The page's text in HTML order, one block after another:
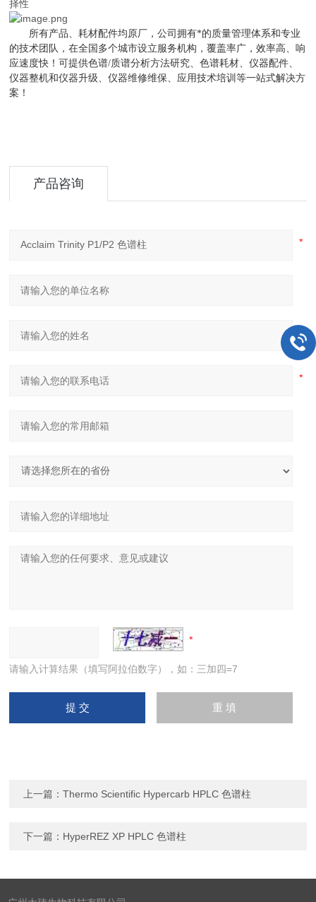
择性
所有产品、耗材配件均原厂，公司拥有*的质量管理体系和专业
的技术团队，在全国多个城市设立服务机构，覆盖率广，效率高、响
应速度快！可提供色谱/质谱分析方法研究、色谱耗材、仪器配件、
仪器整机和仪器升级、仪器维修维保、应用技术培训等一站式解决方
案！
产品咨询
请输入计算结果（填写阿拉伯数字），如：三加四=7
上一篇：Thermo Scientific Hypercarb HPLC 色谱柱
下一篇： HyperREZ XP HPLC 色谱柱